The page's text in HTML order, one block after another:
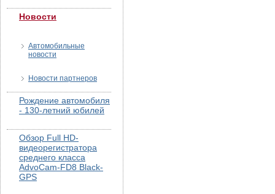
Новости
Автомобильные
новости
Новости партнеров
Рождение автомобиля
- 130-летний юбилей
Обзор Full HD-
видеорегистратора
среднего класса
AdvoCam-FD8 Black-
GPS